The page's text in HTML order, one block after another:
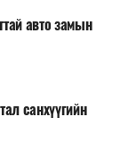
авто замын
санхүүгийн